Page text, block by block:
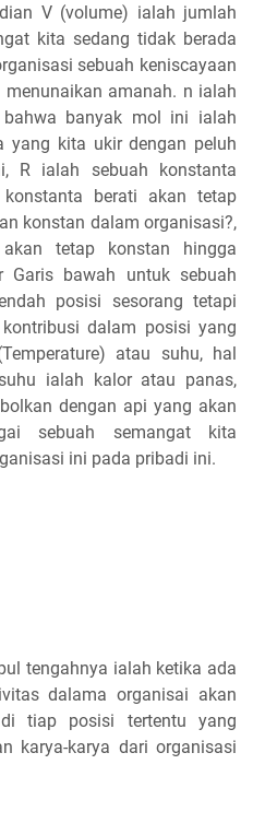
V (volume) ialah jumlah
kita sedang tidak berada
sebuah keniscayaan
amanah. n ialah
banyak mol ini ialah
yang kita ukir dengan peluh
R ialah sebuah konstanta
berati akan tetap
konstan dalam organisasi?,
tetap konstan hingga
Garis bawah untuk sebuah
posisi sesorang tetapi
dalam posisi yang
atau suhu, hal
ialah kalor atau panas,
dengan api yang akan
sebuah semangat kita
ini pada pribadi ini.
tengahnya ialah ketika ada
dalama organisai akan
tiap posisi tertentu yang
karya-karya dari organisasi